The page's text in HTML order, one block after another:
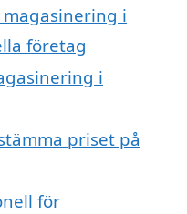
i
företag
i
priset på
för